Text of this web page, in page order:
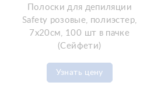
Полоски для депиляции
Safety розовые, полиэстер,
7х20см, 100 шт в пачке
(Сейфети)
Узнать цену